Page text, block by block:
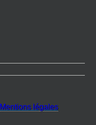
Mentions légales